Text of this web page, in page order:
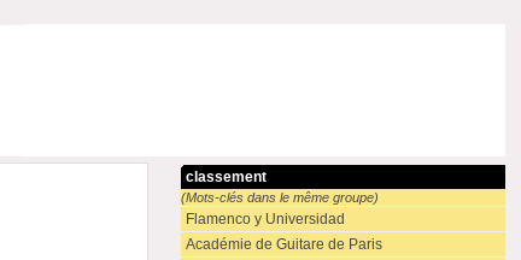
classement
(Mots-clés dans le même groupe)
Flamenco y Universidad
Académie de Guitare de Paris